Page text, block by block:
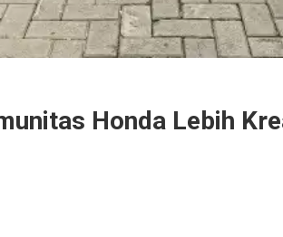
Honda Lebih